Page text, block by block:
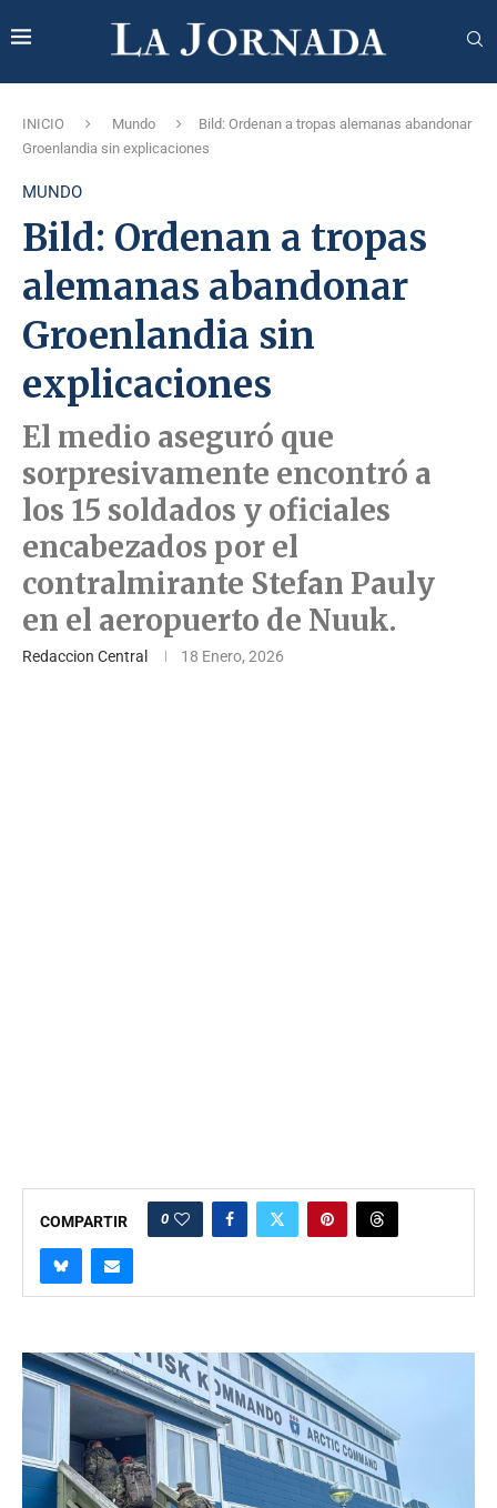
INICIO Mundo
Bild: Ordenan a tropas alemanas abandonar
Groenlandia sin explicaciones
MUNDO
Bild: Ordenan a tropas
alemanas abandonar
Groenlandia sin
explicaciones
El medio aseguró que
sorpresivamente encontró a
los 15 soldados y oficiales
encabezados por el
contralmirante Stefan Pauly
en el aeropuerto de Nuuk.
Redaccion Central 18 Enero, 2026
COMPARTIR 0